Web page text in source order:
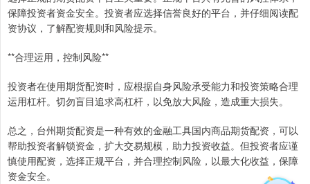
保障投资者资金安全。投资者应选择信誉良好的平台，并仔细阅读配
资协议，了解配资规则和风险提示。
**合理运用，控制风险**
投资者在使用期货配资时，应根据自身风险承受能力和投资策略合理
运用杠杆。切勿盲目追求高杠杆，以免放大风险，造成重大损失。
总之，台州期货配资是一种有效的金融工具国内商品期货配资，可以
帮助投资者解锁资金，扩大交易规模，助力投资收益。但投资者应谨
慎使用配资，选择正规平台，并合理控制风险，以最大化收益，保障
资金安全。